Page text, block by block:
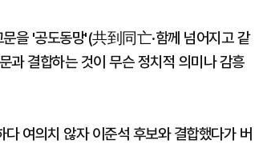
을 '공도동망'(共到同亡·함께 넘어지고 같
과 결합하는 것이 무슨 정치적 의미나 감흥
여의치 않자 이준석 후보와 결합했다가 버